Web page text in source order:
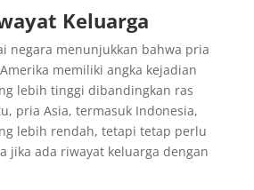
Keluarga
negara menunjukkan bahwa pria
memiliki angka kejadian
lebih tinggi dibandingkan ras
pria Asia, termasuk Indonesia,
lebih rendah, tetapi tetap perlu
jika ada riwayat keluarga dengan